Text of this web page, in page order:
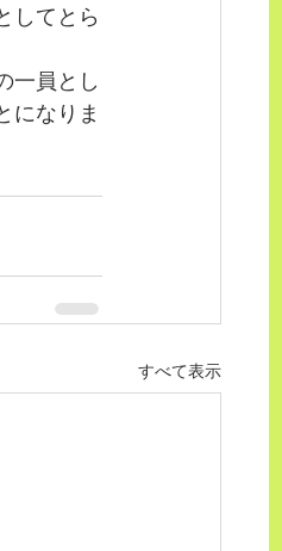
してとら
一員とし
になりま
すべて表示